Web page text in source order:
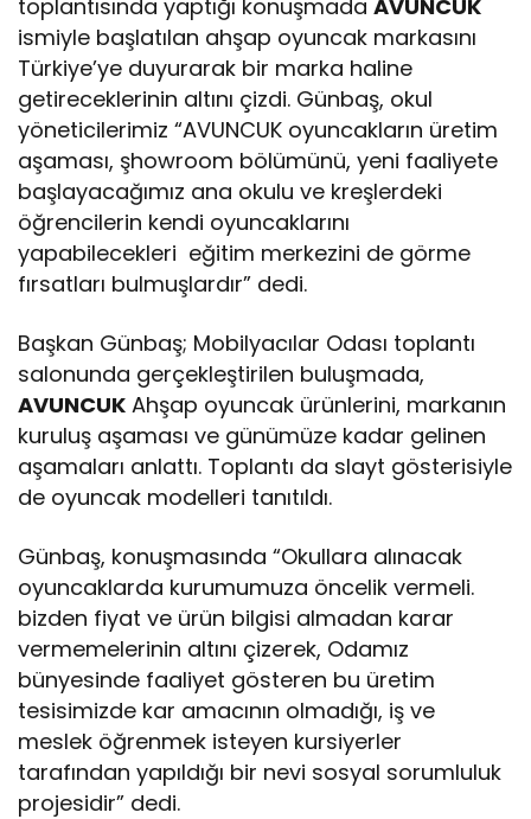
toplantısında yaptığı konuşmadaAVUNCUK
ismiyle başlatılan ahşap oyuncak markasını
Türkiye’ye duyurarak bir marka haline
getireceklerinin altını çizdi. Günbaş, okul
yöneticilerimiz “AVUNCUK oyuncakların üretim
aşaması, şhowroom bölümünü, yeni faaliyete
başlayacağımız ana okulu ve kreşlerdeki
öğrencilerin kendi oyuncaklarını
yapabilecekleri eğitim merkezini de görme
fırsatları bulmuşlardır” dedi.
Başkan Günbaş; Mobilyacılar Odası toplantı
salonunda gerçekleştirilen buluşmada,
AVUNCUK Ahşap oyuncak ürünlerini, markanın
kuruluş aşaması ve günümüze kadar gelinen
aşamaları anlattı. Toplantı da slayt gösterisiyle
de oyuncak modelleri tanıtıldı.
Günbaş, konuşmasında “Okullara alınacak
oyuncaklarda kurumumuza öncelik vermeli.
bizden fiyat ve ürün bilgisi almadan karar
vermemelerinin altını çizerek, Odamız
bünyesinde faaliyet gösteren bu üretim
tesisimizde kar amacının olmadığı, iş ve
meslek öğrenmek isteyen kursiyerler
tarafından yapıldığı bir nevi sosyal sorumluluk
projesidir” dedi.